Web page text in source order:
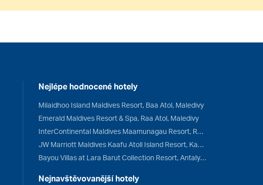
Nejlépe hodnocené hotely
Milaidhoo Island Maldives Resort, Baa Atol, Maledivy
Emerald Maldives Resort & Spa, Raa Atol, Maledivy
InterContinental Maldives Maamunagau Resort, Raa Atol, Maledivy
JW Marriott Maldives Kaafu Atoll Island Resort, Kaafu Atol, Maledivy
Bayou Villas at Lara Barut Collection Resort, Antalya, Turecko
Nejnavštěvovanější hotely